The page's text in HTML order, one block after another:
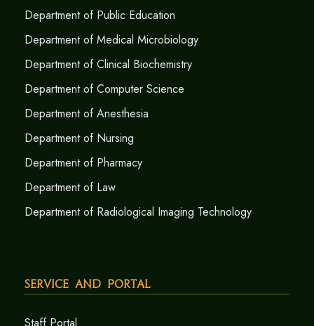
Department of Public Education
Department of Medical Microbiology
Department of Clinical Biochemistry
Department of Computer Science
Department of Anesthesia
Department of Nursing
Department of Pharmacy
Department of Law
Department of Radiological Imaging Technology
Service and Portal